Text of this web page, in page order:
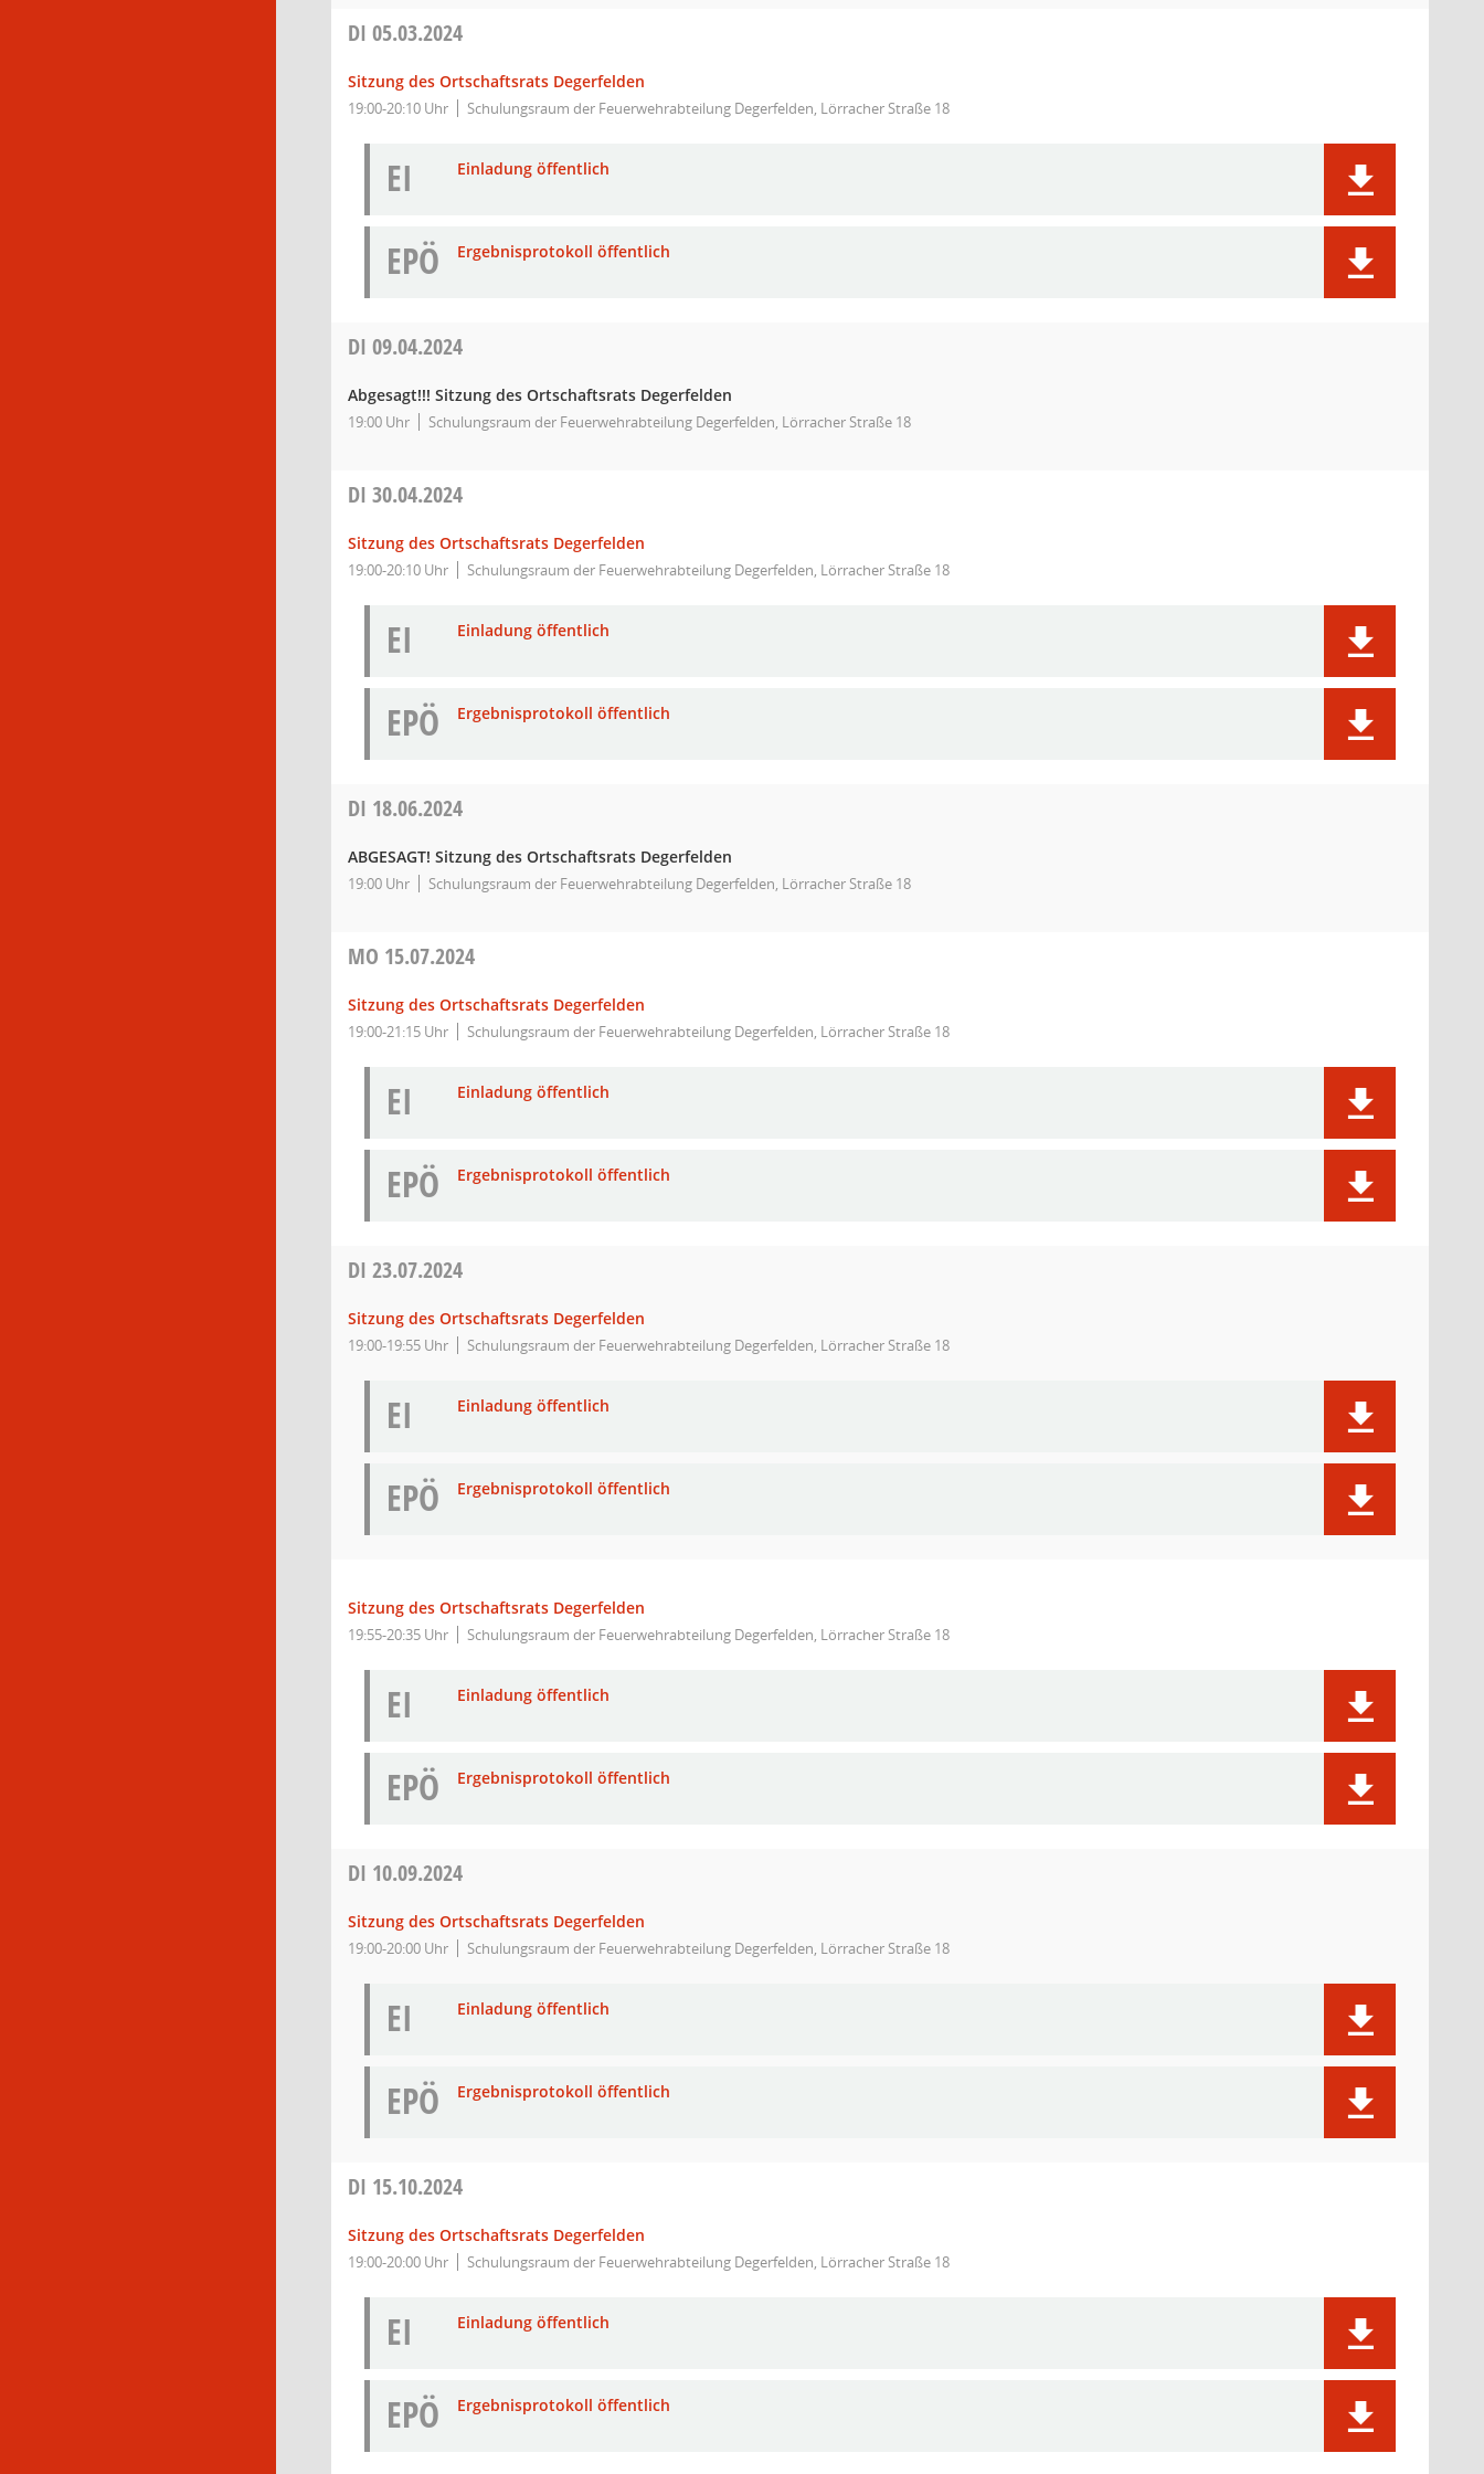
DI 05.03.2024
Sitzung des Ortschaftsrats Degerfelden
19:00-20:10 Uhr Schulungsraum der Feuerwehrabteilung Degerfelden, Lörracher Straße 18
EI Einladung öffentlich
EPÖ Ergebnisprotokoll öffentlich
DI 09.04.2024
Abgesagt!!! Sitzung des Ortschaftsrats Degerfelden
19:00 Uhr Schulungsraum der Feuerwehrabteilung Degerfelden, Lörracher Straße 18
DI 30.04.2024
Sitzung des Ortschaftsrats Degerfelden
19:00-20:10 Uhr Schulungsraum der Feuerwehrabteilung Degerfelden, Lörracher Straße 18
EI Einladung öffentlich
EPÖ Ergebnisprotokoll öffentlich
DI 18.06.2024
ABGESAGT! Sitzung des Ortschaftsrats Degerfelden
19:00 Uhr Schulungsraum der Feuerwehrabteilung Degerfelden, Lörracher Straße 18
MO 15.07.2024
Sitzung des Ortschaftsrats Degerfelden
19:00-21:15 Uhr Schulungsraum der Feuerwehrabteilung Degerfelden, Lörracher Straße 18
EI Einladung öffentlich
EPÖ Ergebnisprotokoll öffentlich
DI 23.07.2024
Sitzung des Ortschaftsrats Degerfelden
19:00-19:55 Uhr Schulungsraum der Feuerwehrabteilung Degerfelden, Lörracher Straße 18
EI Einladung öffentlich
EPÖ Ergebnisprotokoll öffentlich
Sitzung des Ortschaftsrats Degerfelden
19:55-20:35 Uhr Schulungsraum der Feuerwehrabteilung Degerfelden, Lörracher Straße 18
EI Einladung öffentlich
EPÖ Ergebnisprotokoll öffentlich
DI 10.09.2024
Sitzung des Ortschaftsrats Degerfelden
19:00-20:00 Uhr Schulungsraum der Feuerwehrabteilung Degerfelden, Lörracher Straße 18
EI Einladung öffentlich
EPÖ Ergebnisprotokoll öffentlich
DI 15.10.2024
Sitzung des Ortschaftsrats Degerfelden
19:00-20:00 Uhr Schulungsraum der Feuerwehrabteilung Degerfelden, Lörracher Straße 18
EI Einladung öffentlich
EPÖ Ergebnisprotokoll öffentlich